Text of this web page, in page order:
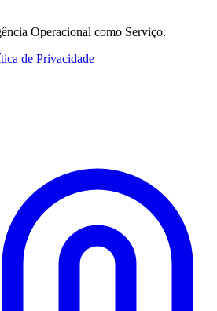
Operacional como Serviço.
de Privacidade